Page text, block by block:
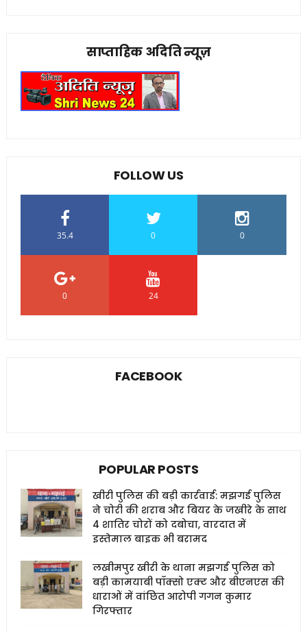
साप्ताहिक अदिति न्यूज़
FOLLOW US
35.4 0 0
0 24
FACEBOOK
POPULAR POSTS
खीरी पुलिस की बड़ी कार्रवाई: मझगई पुलिस
ने चोरी की शराब और बियर के जखीरे के साथ
4 शातिर चोरों को दबोचा, वारदात में
इस्तेमाल बाइक भी बरामद
लखीमपुर खीरी के थाना मझगई पुलिस को
बड़ी कामयाबी पॉक्सो एक्ट और बीएनएस की
धाराओं में वांछित आरोपी गगन कुमार
गिरफ्तार